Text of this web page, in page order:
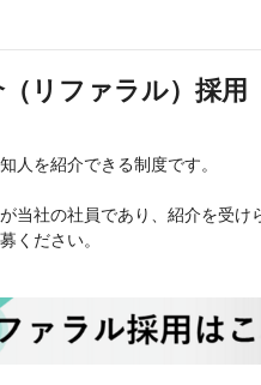
リファラル）採用
人を紹介できる制度です。
当社の社員であり、紹介を受け
ください。